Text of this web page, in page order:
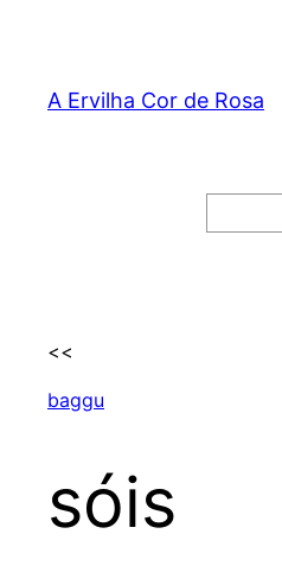
content
A Ervilha Cor de Rosa
<<
baggu
sóis